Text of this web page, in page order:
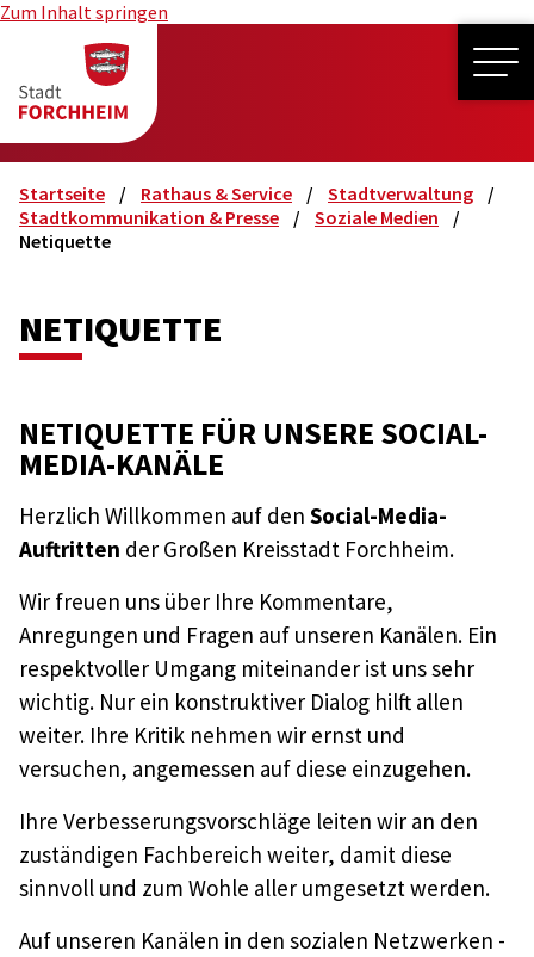
Zum Inhalt springen
Startseite Rathaus & Service
Stadtverwaltung
Stadtkommunikation & Presse
Soziale Medien
Netiquette
NETIQUETTE
NETIQUETTE FÜR UNSERE SOCIAL-
MEDIA-KANÄLE
Herzlich Willkommen auf den Social-Media-
Auftritten der Großen Kreisstadt Forchheim.
Wir freuen uns über Ihre Kommentare,
Anregungen und Fragen auf unseren Kanälen. Ein
respektvoller Umgang miteinander ist uns sehr
wichtig. Nur ein konstruktiver Dialog hilft allen
weiter. Ihre Kritik nehmen wir ernst und
versuchen, angemessen auf diese einzugehen.
Ihre Verbesserungsvorschläge leiten wir an den
zuständigen Fachbereich weiter, damit diese
sinnvoll und zum Wohle aller umgesetzt werden.
Auf unseren Kanälen in den sozialen Netzwerken -